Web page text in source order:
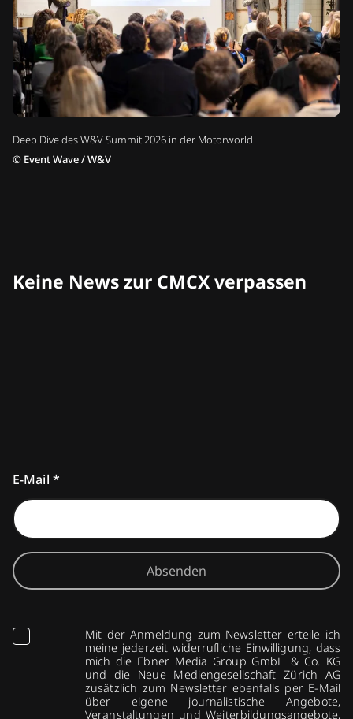
Deep Dive des W&V Summit 2026 in der Motorworld
© Event Wave / W&V
Keine News zur CMCX verpassen
E-Mail *
Absenden
Mit der Anmeldung zum Newsletter erteile ich
meine jederzeit widerrufliche Einwilligung, dass
mich die Ebner Media Group GmbH & Co. KG
und die Neue Mediengesellschaft Zürich AG
zusätzlich zum Newsletter ebenfalls per E-Mail
über eigene journalistische Angebote,
Veranstaltungen und Weiterbildungsangebote,